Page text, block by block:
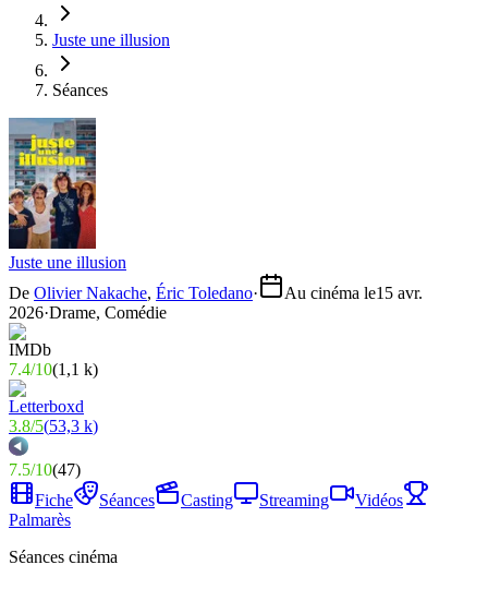
Juste une illusion
Séances
Juste une illusion
De Olivier Nakache, Éric Toledano· Au cinéma le15 avr.
2026·Drame, Comédie
7.4/10(1,1 k)
3.8/5(53,3 k)
7.5/10(47)
Fiche
Séances Casting Streaming
Vidéos
Palmarès
Séances cinéma